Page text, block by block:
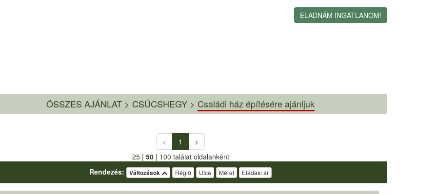
ELADNÁM INGATLANOM!
ÖSSZES AJÁNLAT > CSÚCSHEGY > Családi ház építésére ajánljuk
< 1
>
25| 50| 100 találat oldalanként
Rendezés:
Változások Régió Utca Méret Eladási ár